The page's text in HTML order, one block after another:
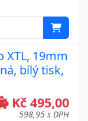
XTL, 19mm
bílý tisk,
Kč 495,00
598,95 s DPH